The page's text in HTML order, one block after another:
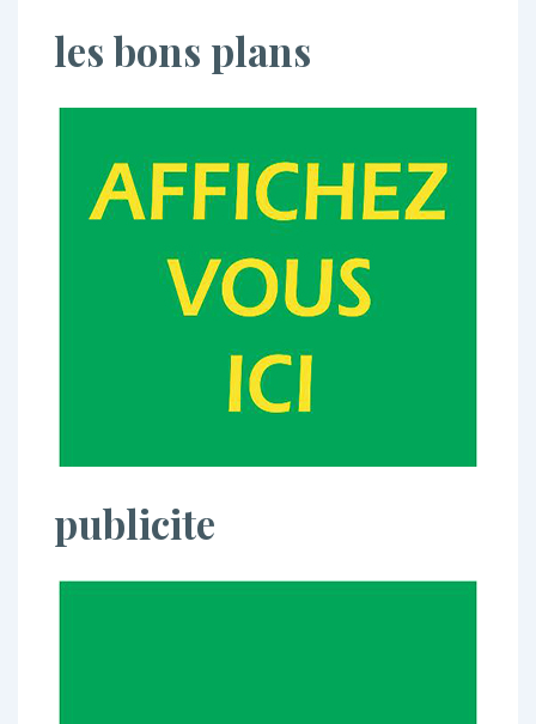
les bons plans
publicite